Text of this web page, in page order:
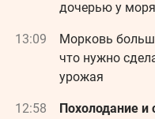
дочерью у моря
13:09
Морковь
что нужно
урожая
12:58
Похолодание